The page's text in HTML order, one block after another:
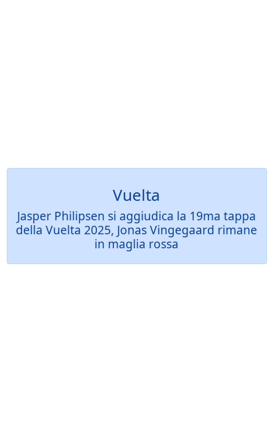
Vuelta
Jasper Philipsen si aggiudica la 19ma tappa
della Vuelta 2025, Jonas Vingegaard rimane
in maglia rossa